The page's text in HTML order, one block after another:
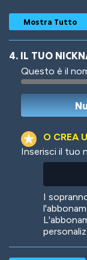
Woof
Mostra Tutto
4. IL TUO
Questo è il
O CREA
Inserisci il tuo
I